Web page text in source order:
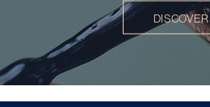
DISCOVER